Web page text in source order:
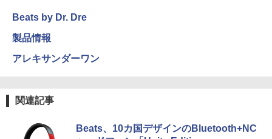
Beats by Dr. Dre
製品情報
アレキサンダーワン
関連記事
Beats、10カ国デザインのBluetooth+NC